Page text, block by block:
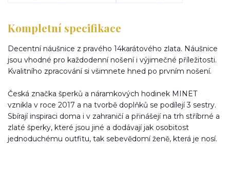
Kompletní specifikace
Decentní náušnice z pravého 14karátového zlata. Náušnice
jsou vhodné pro každodenní nošení i výjimečné příležitosti.
Kvalitního zpracování si všimnete hned po prvním nošení.
Česká značka šperků a náramkových hodinek MINET
vznikla v roce 2017 a na tvorbě doplňků se podílejí 3 sestry.
Sbírají inspiraci doma i v zahraničí a přinášejí na trh stříbrné a
zlaté šperky, které jsou jiné a dodávají jak osobitost
jednoduchému outfitu, tak sebevědomí ženě, která je nosí.